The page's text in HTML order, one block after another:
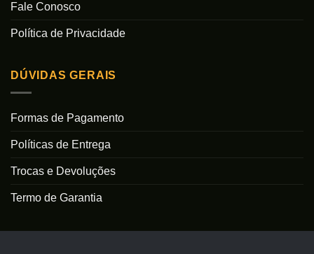
Fale Conosco
Política de Privacidade
DÚVIDAS GERAIS
Formas de Pagamento
Políticas de Entrega
Trocas e Devoluções
Termo de Garantia